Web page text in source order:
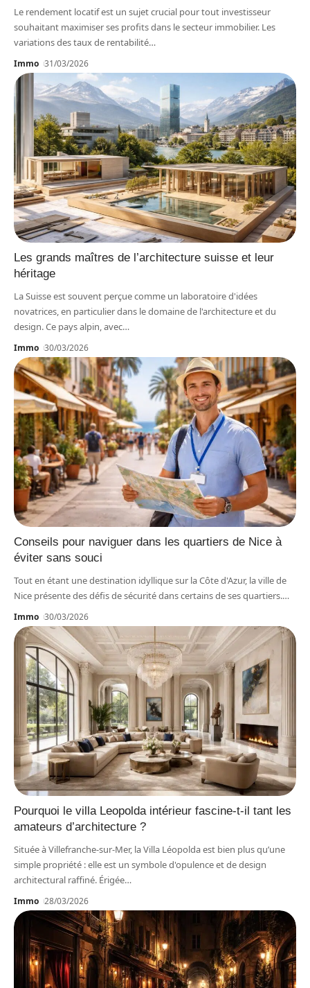
Le rendement locatif est un sujet crucial pour tout investisseur
souhaitant maximiser ses profits dans le secteur immobilier. Les
variations des taux de rentabilité…
Immo 31/03/2026
Les grands maîtres de l’architecture suisse et leur
héritage
La Suisse est souvent perçue comme un laboratoire d'idées
novatrices, en particulier dans le domaine de l'architecture et du
design. Ce pays alpin, avec…
Immo 30/03/2026
Conseils pour naviguer dans les quartiers de Nice à
éviter sans souci
Tout en étant une destination idyllique sur la Côte d'Azur, la ville de
Nice présente des défis de sécurité dans certains de ses quartiers.…
Immo 30/03/2026
Pourquoi le villa Leopolda intérieur fascine-t-il tant les
amateurs d’architecture ?
Située à Villefranche-sur-Mer, la Villa Léopolda est bien plus qu’une
simple propriété : elle est un symbole d'opulence et de design
architectural raffiné. Érigée…
Immo 28/03/2026